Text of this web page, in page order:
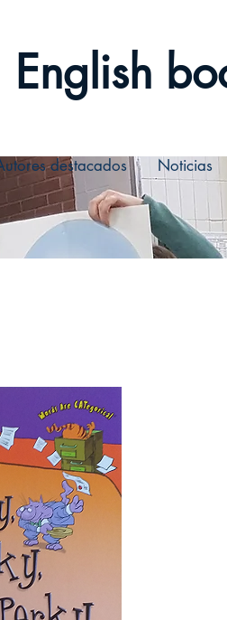
English
destacados Noticias